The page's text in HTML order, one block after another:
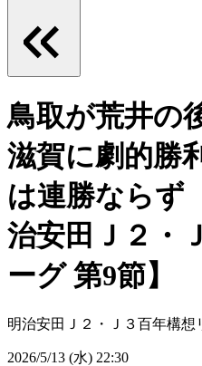
鳥取が荒井の
滋賀に劇的勝
は連勝ならず
治安田Ｊ２・
ーグ 第9節】
明治安田Ｊ２・Ｊ３百年構想
2026/5/13 (水) 22:30